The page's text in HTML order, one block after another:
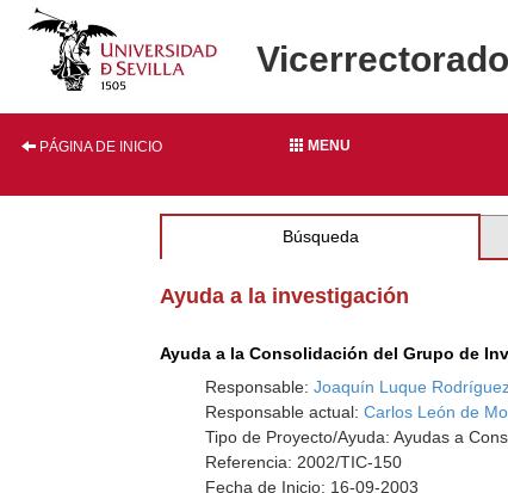
PÁGINA DE INICIO MENU
Búsqueda
Ayuda a la investigación
Ayuda a la Consolidación del Grupo de
Responsable:Joaquín Luque
Responsable actual:Carlos León de
Tipo de Proyecto/Ayuda: Ayudas a
Referencia: 2002/TIC-150
Fecha de Inicio: 16-09-2003